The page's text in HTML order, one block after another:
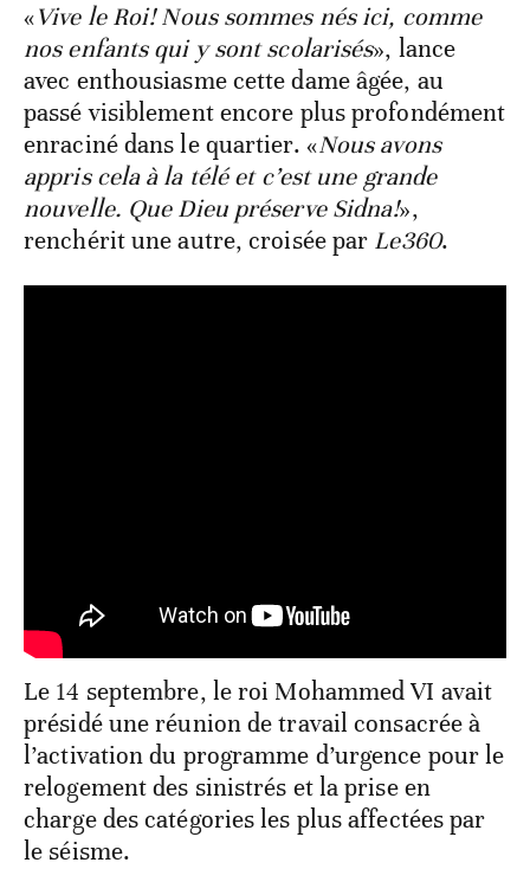
«Vive le Roi! Nous sommes nés ici, comme
nos enfants qui y sont scolarisés», lance
avec enthousiasme cette dame âgée, au
passé visiblement encore plus profondément
enraciné dans le quartier. «Nous avons
appris cela à la télé et c’est une grande
nouvelle. Que Dieu préserve Sidna!»,
renchérit une autre, croisée par Le360.
Le 14 septembre, le roi Mohammed VI avait
présidé une réunion de travail consacrée à
l’activation du programme d’urgence pour le
relogement des sinistrés et la prise en
charge des catégories les plus affectées par
le séisme.